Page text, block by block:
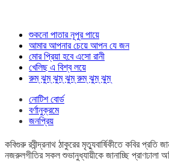
শুকনো পাতার নূপুর পায়ে
আমার আপনার চেয়ে আপন যে জন
মোর প্রিয়া হবে এসো রানী
খেলিছ এ বিশ্ব লয়ে
রুম্ ঝুম্ ঝুম্ ঝুম্ রুম্ ঝুম্ ঝুম্
নোটিশ বোর্ড
বর্ণানুক্রমে
জনপ্রিয়
কবিগুরু রবীন্দ্রনাথ ঠাকুরের মৃত্যুবার্ষিকীতে কবির প্রতি
নজরুলগীতির সকল শুভানুধ্যায়ীকে জানাচ্ছি প্রাণঢালা